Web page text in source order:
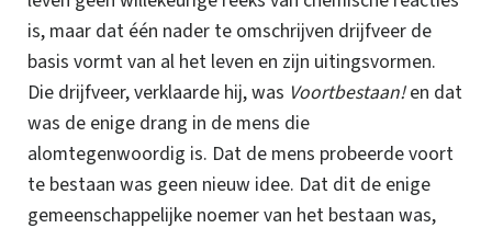
is, maar dat één nader te omschrijven drijfveer de
basis vormt van al het leven en zijn uitingsvormen.
Die drijfveer, verklaarde hij, was Voortbestaan!en dat
was de enige drang in de mens die
alomtegenwoordig is. Dat de mens probeerde voort
te bestaan was geen nieuw idee. Dat dit de enige
gemeenschappelijke noemer van het bestaan was,